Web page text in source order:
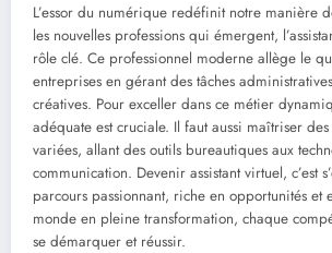
L’essor du numérique redéfinit notre manière
les nouvelles professions qui émergent,
rôle clé. Ce professionnel moderne allège le
entreprises en gérant des tâches
créatives. Pour exceller dans ce métier
adéquate est cruciale. Il faut aussi maîtriser
variées, allant des outils bureautiques aux
communication. Devenir assistant virtuel, c’est
parcours passionnant, riche en opportunités et
monde en pleine transformation, chaque
se démarquer et réussir.